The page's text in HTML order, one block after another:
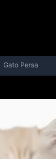
Gato Persa